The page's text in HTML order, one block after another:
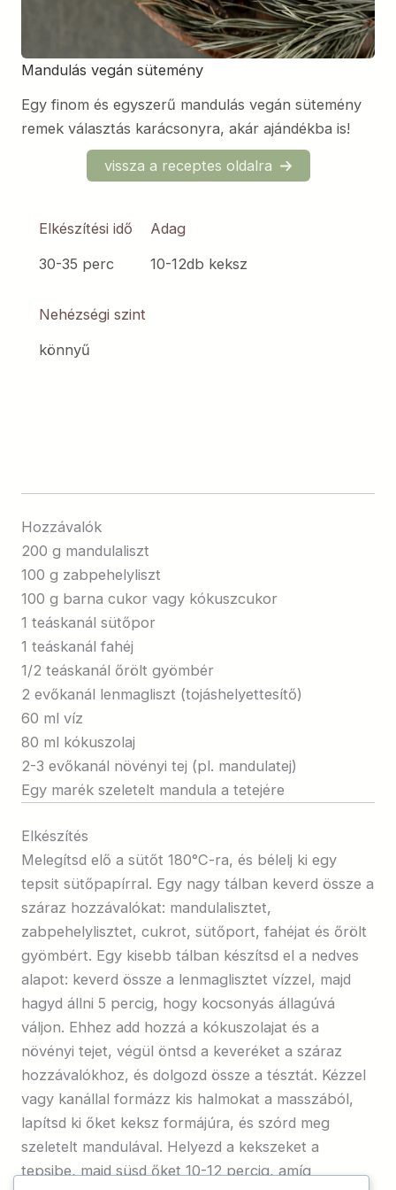
Mandulás vegán sütemény
Egy finom és egyszerű mandulás vegán sütemény
remek választás karácsonyra, akár ajándékba is!
vissza a receptes oldalra
Elkészítési idő
30-35 perc
Adag
10-12db keksz
Nehézségi szint
könnyű
Hozzávalók
200 g mandulaliszt
100 g zabpehelyliszt
100 g barna cukor vagy kókuszcukor
1 teáskanál sütőpor
1 teáskanál fahéj
1/2 teáskanál őrölt gyömbér
2 evőkanál lenmagliszt (tojáshelyettesítő)
60 ml víz
80 ml kókuszolaj
2-3 evőkanál növényi tej (pl. mandulatej)
Egy marék szeletelt mandula a tetejére
Elkészítés
Melegítsd elő a sütőt 180°C-ra, és bélelj ki egy
tepsit sütőpapírral. Egy nagy tálban keverd össze a
száraz hozzávalókat: mandulalisztet,
zabpehelylisztet, cukrot, sütőport, fahéjat és őrölt
gyömbért. Egy kisebb tálban készítsd el a nedves
alapot: keverd össze a lenmaglisztet vízzel, majd
hagyd állni 5 percig, hogy kocsonyás állagúvá
váljon. Ehhez add hozzá a kókuszolajat és a
növényi tejet, végül öntsd a keveréket a száraz
hozzávalókhoz, és dolgozd össze a tésztát. Kézzel
vagy kanállal formázz kis halmokat a masszából,
lapítsd ki őket keksz formájúra, és szórd meg
szeletelt mandulával. Helyezd a kekszeket a
tepsibe, majd süsd őket 10-12 percig, amíg